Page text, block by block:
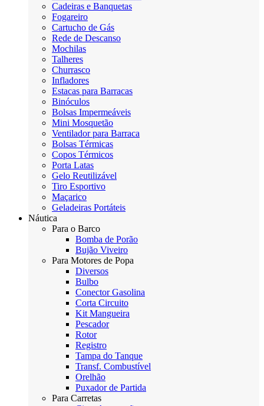
Cadeiras e Banquetas
Fogareiro
Cartucho de Gás
Rede de Descanso
Mochilas
Talheres
Churrasco
Infladores
Estacas para Barracas
Binóculos
Bolsas Impermeáveis
Mini Mosquetão
Ventilador para Barraca
Bolsas Térmicas
Copos Térmicos
Porta Latas
Gelo Reutilizável
Tiro Esportivo
Maçarico
Geladeiras Portáteis
Náutica
Para o Barco
Bomba de Porão
Bujão Viveiro
Para Motores de Popa
Diversos
Bulbo
Conector Gasolina
Corta Circuito
Kit Mangueira
Pescador
Rotor
Registro
Tampa do Tanque
Transf. Combustível
Orelhão
Puxador de Partida
Para Carretas